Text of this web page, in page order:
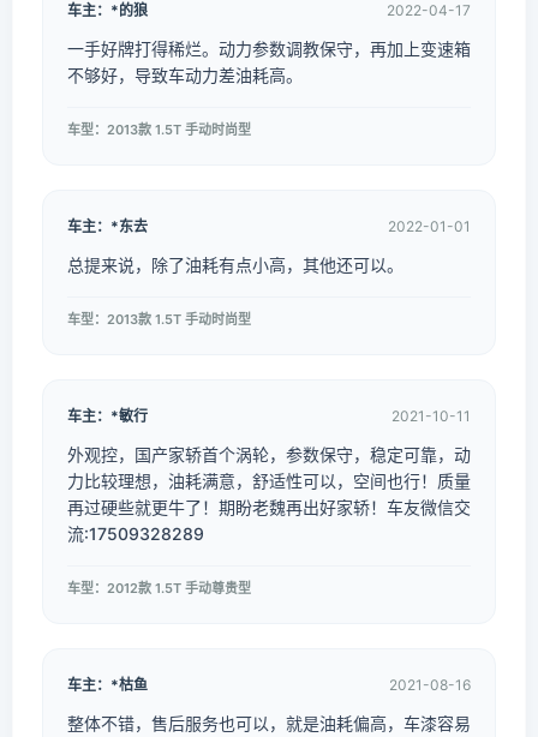
车主：*的狼 2022-04-17
一手好牌打得稀烂。动力参数调教保守，再加上变速箱
不够好，导致车动力差油耗高。
车型：2013款 1.5T 手动时尚型
车主：*东去 2022-01-01
总提来说，除了油耗有点小高，其他还可以。
车型：2013款 1.5T 手动时尚型
车主：*敏行 2021-10-11
外观控，国产家轿首个涡轮，参数保守，稳定可靠，动
力比较理想，油耗满意，舒适性可以，空间也行！质量
再过硬些就更牛了！期盼老魏再出好家轿！车友微信交
流:17509328289
车型：2012款 1.5T 手动尊贵型
车主：*枯鱼 2021-08-16
整体不错，售后服务也可以，就是油耗偏高，车漆容易